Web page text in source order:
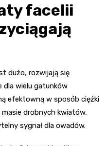
facelii
dużo, rozwijają się
dla wielu gatunków
efektowną w sposób ciężki
drobnych kwiatów,
sygnał dla owadów.